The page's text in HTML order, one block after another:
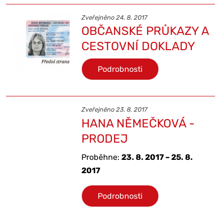
Zveřejněno 24. 8. 2017
OBČANSKÉ PRŮKAZY A
CESTOVNÍ DOKLADY
Podrobnosti
Zveřejněno 23. 8. 2017
HANA NĚMEČKOVÁ -
PRODEJ
Proběhne:23. 8. 2017 – 25. 8.
2017
Podrobnosti